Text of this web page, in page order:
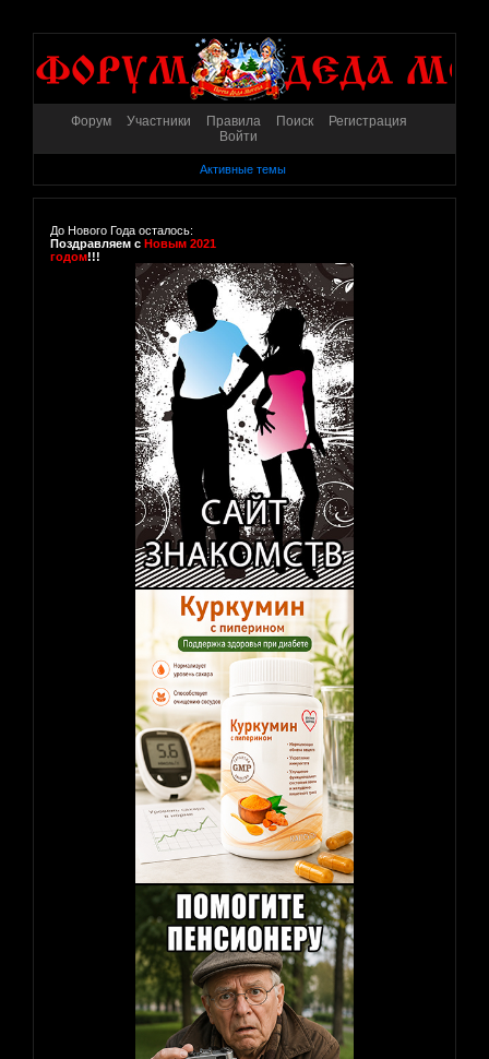
Форум Участники Правила Поиск
Регистрация
Войти
Активные темы
До Нового Года осталось:
Поздравляем с Новым 2021
годом!!!